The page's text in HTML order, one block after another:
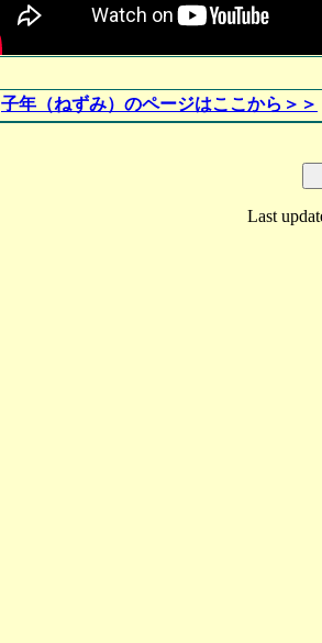
子年（ねずみ）のページはここから＞＞
Last